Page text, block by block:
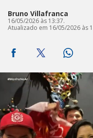
Bruno Villafranca
16/05/2026 às 13:37.
Atualizado em 16/05/2026 às